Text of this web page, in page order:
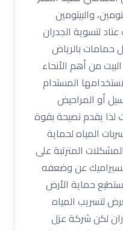
والبيتومين
لتسوية الجدران
حمامات بالرياض
من أهم الأنحاء
المستدام
أو المراحيض
لذا يقدم نصيحة بقوة
المياه لحماية
المترتبة على
عن وضعفه
حماية الأرض
لتسريب المياه
لكن شركة عزل